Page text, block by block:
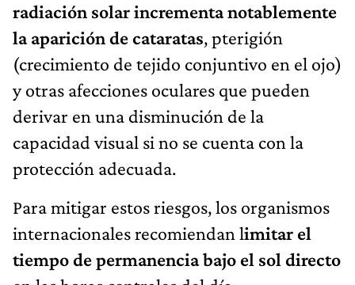
radiación solar incrementa notablemente
la aparición de cataratas, pterigión
(crecimiento de tejido conjuntivo en el ojo)
y otras afecciones oculares que pueden
derivar en una disminución de la
capacidad visual si no se cuenta con la
protección adecuada.
Para mitigar estos riesgos, los organismos
internacionales recomiendan limitar el
tiempo de permanencia bajo el sol directo